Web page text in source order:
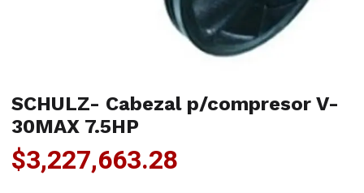
SCHULZ- Cabezal p/compresor V-
30MAX 7.5HP
$3,227,663.28